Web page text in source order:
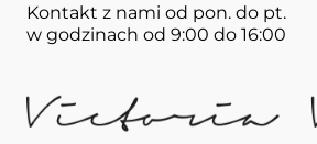
Kontakt z nami od pon. do pt.
w godzinach od 9:00 do 16:00